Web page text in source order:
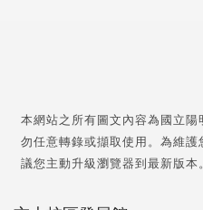
本網站之所有圖文內容為國立
勿任意轉錄或擷取使用。為維
議您主動升級瀏覽器到最新版本